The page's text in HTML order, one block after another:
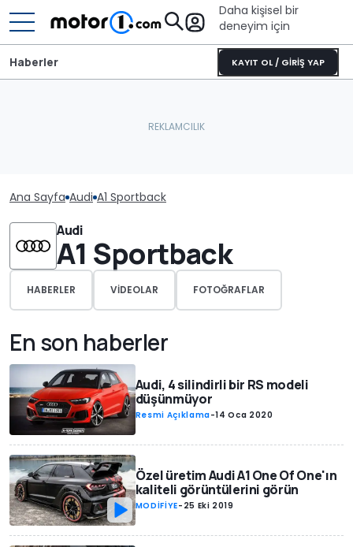
Daha kişisel bir
deneyim için
KAYIT OL / GİRİŞ YAP
Haberler
Ana Sayfa Audi A1 Sportback
Audi
A1 Sportback
HABERLER VIDEOLAR FOTOĞRAFLAR
En son haberler
Audi, 4 silindirli bir RS modeli
düşünmüyor
Resmi Açıklama-14 Oca 2020
Özel üretim Audi A1 One Of One'ın
kaliteli görüntülerini görün
MODİFİYE- 25 Eki 2019